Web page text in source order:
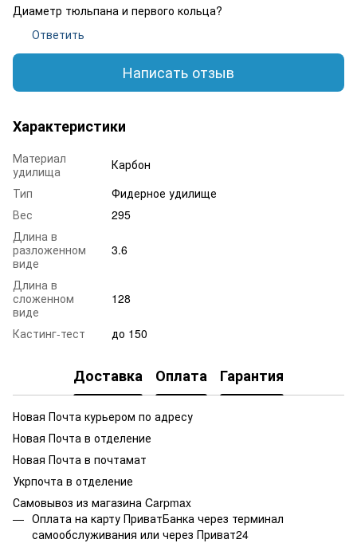
Диаметр тюльпана и первого кольца?
Ответить
Написать отзыв
Характеристики
Материал
удилища
Карбон
Тип
Фидерное удилище
Вес
295
Длина в
разложенном
виде
3.6
Длина в
сложенном
виде
128
Кастинг-тест до 150
Доставка Оплата Гарантия
Новая Почта курьером по адресу
Новая Почта в отделение
Новая Почта в почтамат
Укрпочта в отделение
Самовывоз из магазина Carpmax
Оплата на карту ПриватБанка через терминал
самообслуживания или через Приват24